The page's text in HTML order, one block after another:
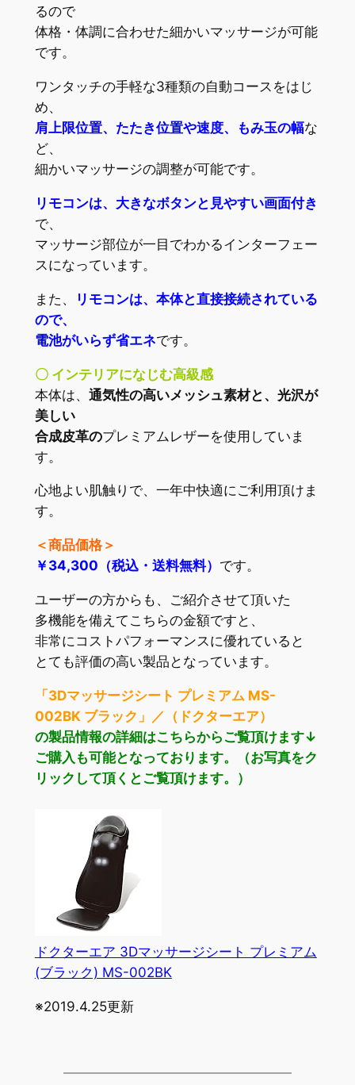
るので
体格・体調に合わせた細かいマッサージが可能
です。
ワンタッチの手軽な3種類の自動コースをはじ
め、
肩上限位置、たたき位置や速度、もみ玉の幅な
ど、
細かいマッサージの調整が可能です。
リモコンは、大きなボタンと見やすい画面付き
で、
マッサージ部位が一目でわかるインターフェー
スになっています。
また、
リモコンは、本体と直接接続されている
ので、
電池がいらず省エネです。
〇 インテリアになじむ高級感
本体は、 通気性の高いメッシュ素材と、光沢が
美しい
合成皮革のプレミアムレザーを使用していま
す。
心地よい肌触りで、一年中快適にご利用頂けま
す。
＜商品価格＞
￥34,300（税込・送料無料） です。
ユーザーの方からも、ご紹介させて頂いた
多機能を備えてこちらの金額ですと、
非常にコストパフォーマンスに優れていると
とても評価の高い製品となっています。
「3Dマッサージシート プレミアム MS-
002BK ブラック」／（ドクターエア）
の製品情報の詳細はこちらからご覧頂けます↓
ご購入も可能となっております。（お写真をク
リックして頂くとご覧頂けます。）
ドクターエア 3Dマッサージシート プレミアム
(ブラック) MS-002BK
※2019.4.25更新